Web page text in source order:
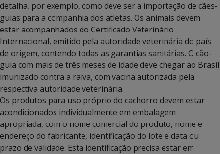
detalha, por exemplo, como deve ser a importação de cães-
guias para a companhia dos atletas. Os animais devem
estar acompanhados do Certificado Veterinário
Internacional, emitido pela autoridade veterinária do país
de origem, contendo todas as garantias sanitárias. O cão-
guia com mais de três meses de idade deve chegar ao Brasil
imunizado contra a raiva, com vacina autorizada pela
respectiva autoridade veterinária.
Os produtos para uso próprio do cachorro devem estar
acondicionados individualmente em embalagem
apropriada, com o nome comercial do produto, nome e
endereço do fabricante, identificação do lote e data ou
prazo de validade. Esta identificação precisa estar em